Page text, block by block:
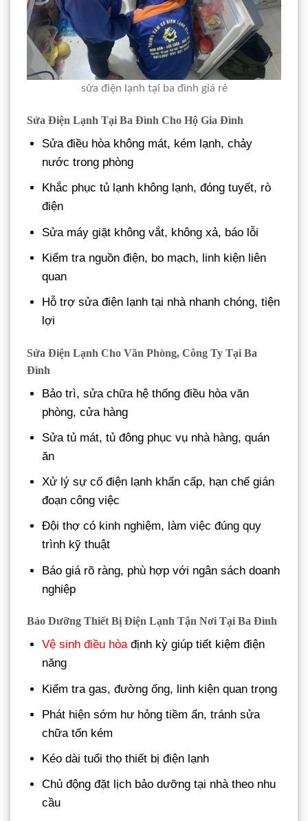
sửa điện lạnh tại ba đình giá rẻ
Sửa Điện Lạnh Tại Ba Đình Cho Hộ Gia Đình
Sửa điều hòa không mát, kém lạnh, chảy
nước trong phòng
Khắc phục tủ lạnh không lạnh, đóng tuyết, rò
điện
Sửa máy giặt không vắt, không xả, báo lỗi
Kiểm tra nguồn điện, bo mạch, linh kiện liên
quan
Hỗ trợ sửa điện lạnh tại nhà nhanh chóng, tiện
lợi
Sửa Điện Lạnh Cho Văn Phòng, Công Ty Tại Ba
Đình
Bảo trì, sửa chữa hệ thống điều hòa văn
phòng, cửa hàng
Sửa tủ mát, tủ đông phục vụ nhà hàng, quán
ăn
Xử lý sự cố điện lạnh khẩn cấp, hạn chế gián
đoạn công việc
Đội thợ có kinh nghiệm, làm việc đúng quy
trình kỹ thuật
Báo giá rõ ràng, phù hợp với ngân sách doanh
nghiệp
Bảo Dưỡng Thiết Bị Điện Lạnh Tận Nơi Tại Ba Đình
Vệ sinh điều hòađịnh kỳ giúp tiết kiệm điện
năng
Kiểm tra gas, đường ống, linh kiện quan trọng
Phát hiện sớm hư hỏng tiềm ẩn, tránh sửa
chữa tốn kém
Kéo dài tuổi thọ thiết bị điện lạnh
Chủ động đặt lịch bảo dưỡng tại nhà theo nhu
cầu